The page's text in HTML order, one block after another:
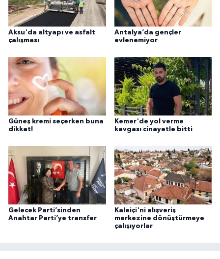
Aksu'da altyapı ve asfalt
çalışması
Antalya’da gençler
evlenemiyor
Güneş kremi seçerken buna
dikkat!
Kemer'de yol verme
kavgası cinayetle bitti
Gelecek Parti’sinden
Anahtar Parti’ye transfer
Kaleiçi'ni alışveriş
merkezine dönüştürmeye
çalışıyorlar